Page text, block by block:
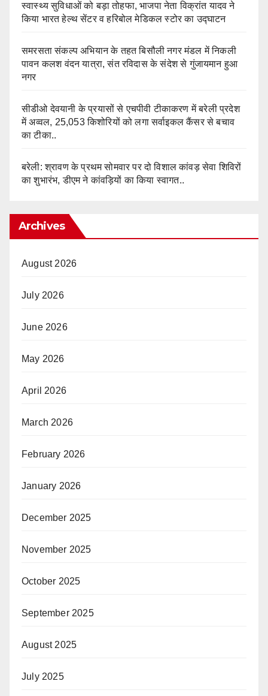
स्वास्थ्य सुविधाओं को बड़ा तोहफा, भाजपा नेता विक्रांत यादव ने
किया भारत हेल्थ सेंटर व हरिबोल मेडिकल स्टोर का उद्घाटन
समरसता संकल्प अभियान के तहत बिसौली नगर मंडल में निकली
पावन कलश वंदन यात्रा, संत रविदास के संदेश से गुंजायमान हुआ
नगर
सीडीओ देवयानी के प्रयासों से एचपीवी टीकाकरण में बरेली प्रदेश
में अव्वल, 25,053 किशोरियों को लगा सर्वाइकल कैंसर से बचाव
का टीका..
बरेली: श्रावण के प्रथम सोमवार पर दो विशाल कांवड़ सेवा शिविरों
का शुभारंभ, डीएम ने कांवड़ियों का किया स्वागत..
Archives
August 2026
July 2026
June 2026
May 2026
April 2026
March 2026
February 2026
January 2026
December 2025
November 2025
October 2025
September 2025
August 2025
July 2025